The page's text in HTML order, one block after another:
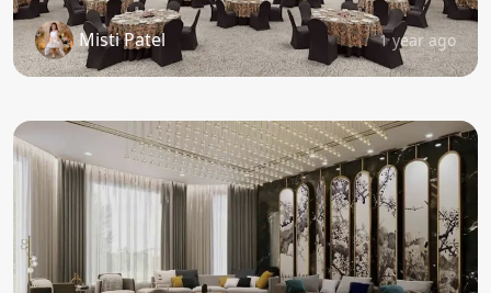
Misti Patel 1 year ago